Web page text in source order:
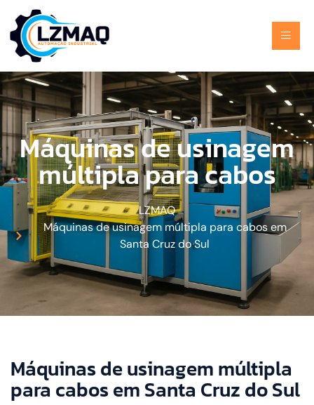
Máquinas de usinagem
múltipla para cabos
LZMAQ
Máquinas de usinagem múltipla para cabos em
Santa Cruz do Sul
Máquinas de usinagem múltipla
para cabos em Santa Cruz do Sul